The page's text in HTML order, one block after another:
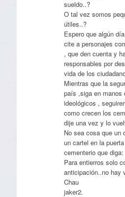
sueldo..?
O tal vez somos
útiles..?
Espero que algún
cite a personajes
, que den cuenta y
responsables por
vida de los
Mientras que la
país ,siga en manos
ideológicos ,
como crecen los
dije una vez y lo
No sea cosa que un
un cartel en la
cementerio que diga:
Para entierros solo
anticipación..no
Chau
jaker2.